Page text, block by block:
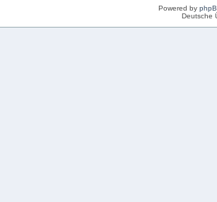
Powered by
Deutsche